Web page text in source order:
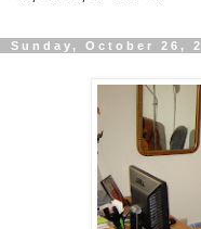
Sunday, October 26,